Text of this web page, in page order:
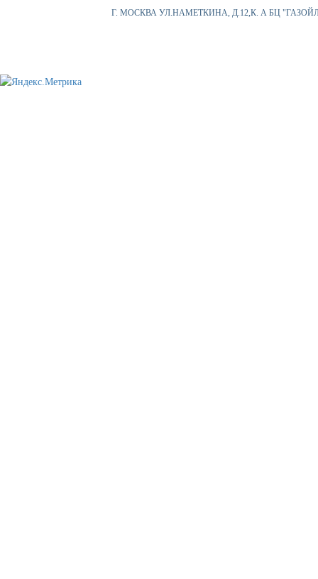
Г. МОСКВА УЛ.НАМЕТКИНА, Д.12,К. А БЦ